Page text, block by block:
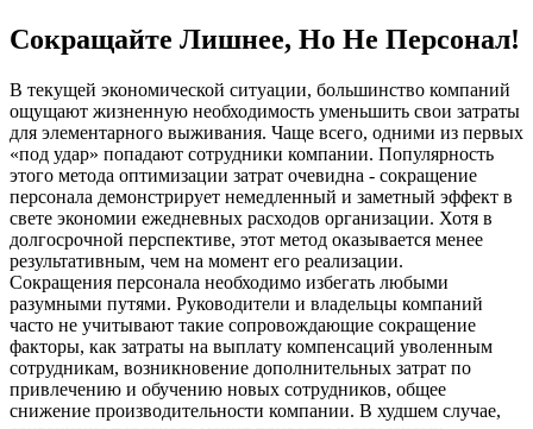
Сокращайте Лишнее, Но Не Персонал!
В текущей экономической ситуации, большинство компаний
ощущают жизненную необходимость уменьшить свои затраты
для элементарного выживания. Чаще всего, одними из первых
«под удар» попадают сотрудники компании. Популярность
этого метода оптимизации затрат очевидна - сокращение
персонала демонстрирует немедленный и заметный эффект в
свете экономии ежедневных расходов организации. Хотя в
долгосрочной перспективе, этот метод оказывается менее
результативным, чем на момент его реализации.
Сокращения персонала необходимо избегать любыми
разумными путями. Руководители и владельцы компаний
часто не учитывают такие сопровождающие сокращение
факторы, как затраты на выплату компенсаций уволенным
сотрудникам, возникновение дополнительных затрат по
привлечению и обучению новых сотрудников, общее
снижение производительности компании. В худшем случае,